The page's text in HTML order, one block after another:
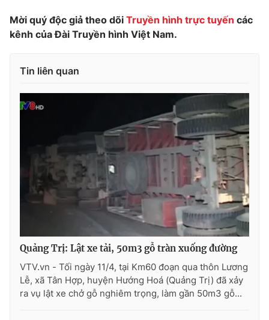
Tư vấn
Chuyên mục khác
Photo Infographic
Shorts video
VTV Money VTV Thể thao
VTV Sức khoẻ Bất động sản
Tấm lòng Việt
VTV4 Vươn mình bằng AI
VTV9 VTV8
Mời quý độc giả theo dõi Truyền hình trực tuyến các
kênh của Đài Truyền hình Việt Nam.
Tin liên quan
Quảng Trị: Lật xe tải, 50m3 gỗ tràn xuống đường
VTV.vn - Tối ngày 11/4, tại Km60 đoạn qua thôn Lương
Lễ, xã Tân Hợp, huyện Hướng Hoá (Quảng Trị) đã xảy
ra vụ lật xe chở gỗ nghiêm trọng, làm gần 50m3 gỗ...